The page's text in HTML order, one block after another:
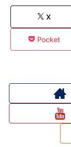
X
Pocket